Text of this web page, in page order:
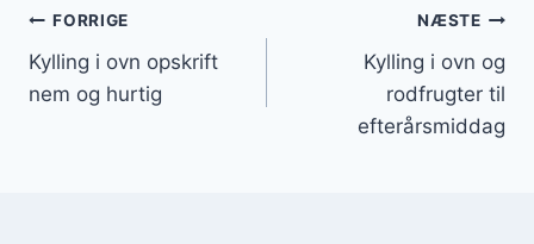
Indlægsnavigation
FORRIGE
Kylling i ovn opskrift
nem og hurtig
NÆSTE
Kylling i ovn og
rodfrugter til
efterårsmiddag